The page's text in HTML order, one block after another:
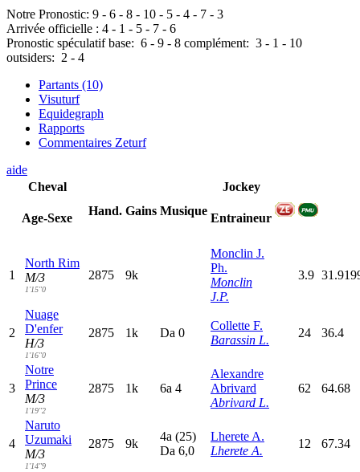
Notre Pronostic: 9 - 6 - 8 - 10 - 5 - 4 - 7 - 3
Arrivée officielle : 4 - 1 - 5 - 7 - 6
Pronostic spéculatif base: 6 - 9 - 8 complément: 3 - 1 - 10
outsiders: 2 - 4
Partants (10)
Visuturf
Equidegraph
Rapports
Commentaires Zeturf
aide
Cheval
Age-Sexe
Hand. Gains Musique
Jockey
Entraineur
1
North Rim
M/3
1'15"0
2875 9k
Monclin J.
Ph.
Monclin
J.P.
3.9
2
Nuage
D'enfer
H/3
1'16"0
2875 1k Da 0
Collette F.
Barassin L.
24 36.4
3
Notre
Prince
M/3
1'19"2
2875 1k 6a 4
Alexandre
Abrivard
Abrivard L.
62 64.68
4
Naruto
Uzumaki
M/3
1'14"9
2875 9k
4a (25)
Da 6,0
Lherete A.
Lherete A.
12 67.34